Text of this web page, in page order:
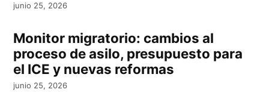
junio 25, 2026
Monitor migratorio: cambios al
proceso de asilo, presupuesto para
el ICE y nuevas reformas
junio 25, 2026